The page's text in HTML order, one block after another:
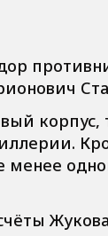
корпус,
менее